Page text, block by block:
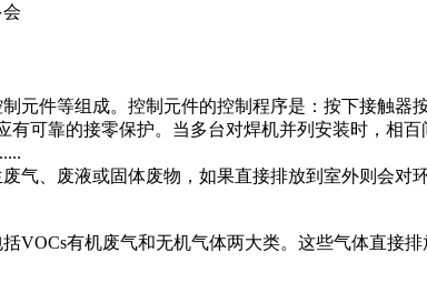
元件等组成。控制元件的控制程序是：按下接触器
可靠的接零保护。当多台对焊机并列安装时，相
气、废液或固体废物，如果直接排放到室外则会对
VOCs有机废气和无机气体两大类。这些气体直接